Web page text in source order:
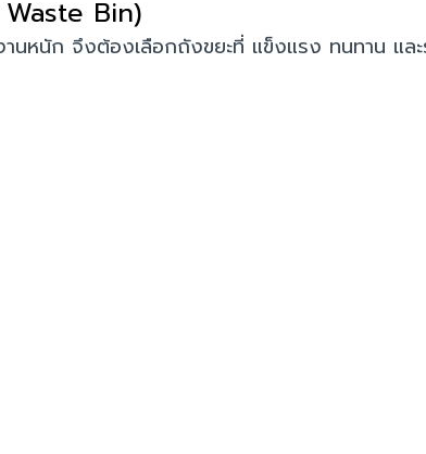
Bin)
หนัก จึงต้องเลือกถังขยะที่ แข็งแรง ทนทาน แล